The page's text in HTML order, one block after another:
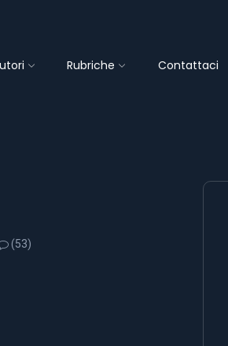
Rubriche Contattaci
(53)